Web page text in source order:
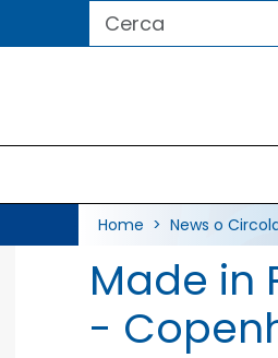
Home > News o
Made in
-